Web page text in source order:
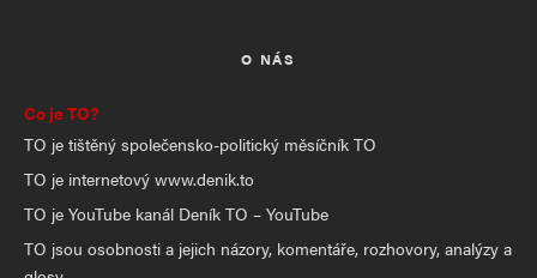
O NÁS
Co je TO?
TO je tištěný společensko-politický měsíčník TO
TO je internetový www.denik.to
TO je YouTube kanál Deník TO – YouTube
TO jsou osobnosti a jejich názory, komentáře, rozhovory, analýzy a